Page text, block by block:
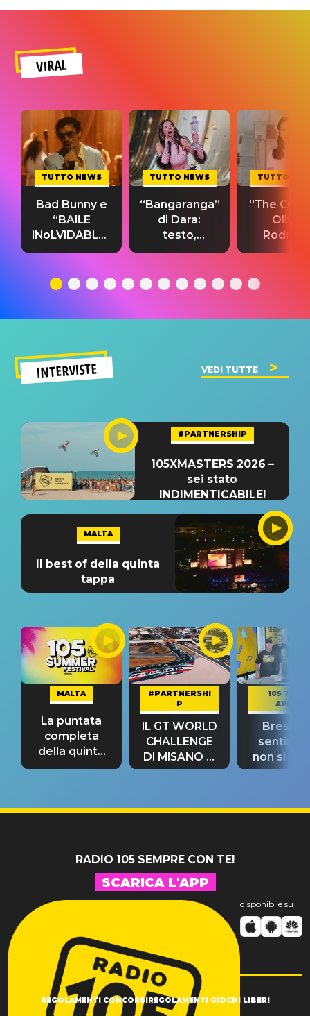
VIRAL
TUTTO NEWS
Bad Bunny e
“BAILE
INoLVIDABLE”:
testo,
significato
TUTTO NEWS
“Bangaranga”
di Dara:
testo,
traduzione e
del singolo
TUTTO
“The
Olivia
testo,
INTERVISTE VEDI TUTTE
#PARTNERSHIP
105XMASTERS 2026 –
sei stato
INDIMENTICABILE!
MALTA
Il best of della quinta
tappa
MALTA
La puntata
completa
della quinta
tappa
#PARTNERSHI
P
IL GT WORLD
CHALLENGE
DI MISANO si
riconferma
105 TAKE
AWAY
Bresh:
non si
fino alla
RADIO 105 SEMPRE CON TE!
SCARICA L'APP
disponibile su
REGOLAMENTI CONCORSI REGOLAMENTI GIOCHI LIBERI